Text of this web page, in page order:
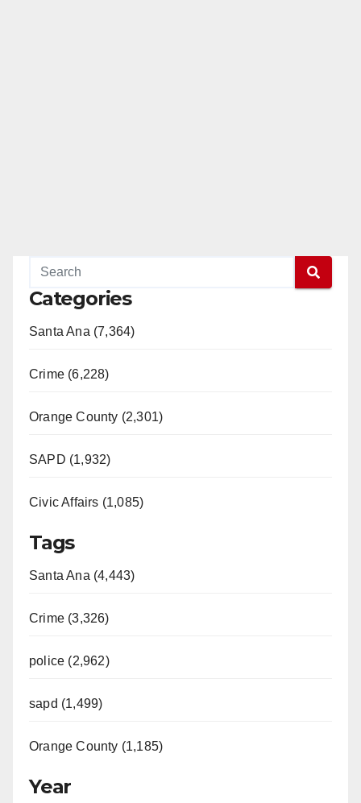
Categories
Santa Ana (7,364)
Crime (6,228)
Orange County (2,301)
SAPD (1,932)
Civic Affairs (1,085)
Tags
Santa Ana (4,443)
Crime (3,326)
police (2,962)
sapd (1,499)
Orange County (1,185)
Year